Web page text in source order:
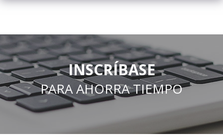
INSCRÍBASE
PARA AHORRA TIEMPO